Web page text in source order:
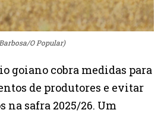
O Popular)
goiano cobra medidas para
de produtores e evitar
safra 2025/26. Um